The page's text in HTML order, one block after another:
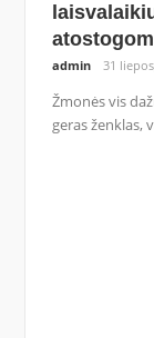
admin 31
Žmonės vis
geras ženklas,